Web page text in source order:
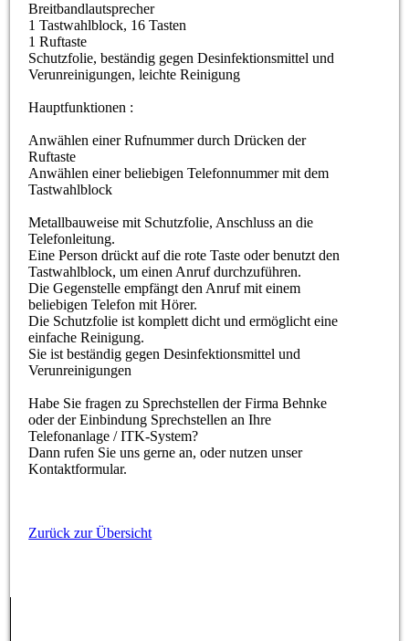
Breitbandlautsprecher
1 Tastwahlblock, 16 Tasten
1 Ruftaste
Schutzfolie, beständig gegen Desinfektionsmittel und
Verunreinigungen, leichte Reinigung
Hauptfunktionen :
Anwählen einer Rufnummer durch Drücken der
Ruftaste
Anwählen einer beliebigen Telefonnummer mit dem
Tastwahlblock
Metallbauweise mit Schutzfolie, Anschluss an die
Telefonleitung.
Eine Person drückt auf die rote Taste oder benutzt den
Tastwahlblock, um einen Anruf durchzuführen.
Die Gegenstelle empfängt den Anruf mit einem
beliebigen Telefon mit Hörer.
Die Schutzfolie ist komplett dicht und ermöglicht eine
einfache Reinigung.
Sie ist beständig gegen Desinfektionsmittel und
Verunreinigungen
Habe Sie fragen zu Sprechstellen der Firma Behnke
oder der Einbindung Sprechstellen an Ihre
Telefonanlage / ITK-System?
Dann rufen Sie uns gerne an, oder nutzen unser
Kontaktformular.
Zurück zur Übersicht